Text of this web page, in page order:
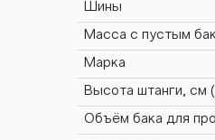
Шины
Масса с пустым
Марка
Высота штанги, см
Объём бака для